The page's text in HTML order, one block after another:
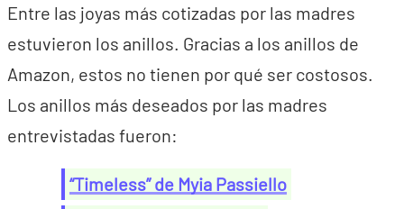
Entre las joyas más cotizadas por las madres
estuvieron los anillos. Gracias a los anillos de
Amazon, estos no tienen por qué ser costosos.
Los anillos más deseados por las madres
entrevistadas fueron:
“Timeless” de Myia Passiello